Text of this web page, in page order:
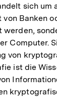
sich um
Banken
Computer.
von
ist die